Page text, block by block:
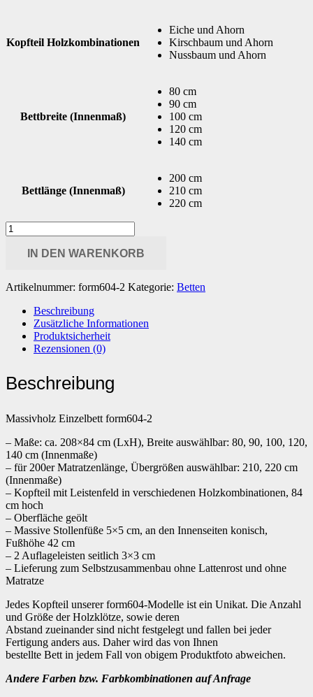
Kopfteil Holzkombinationen
Eiche und Ahorn
Kirschbaum und Ahorn
Nussbaum und Ahorn
Bettbreite (Innenmaß)
80 cm
90 cm
100 cm
120 cm
140 cm
Bettlänge (Innenmaß)
200 cm
210 cm
220 cm
Einzelbett
Massivholz
cm
form604-
Menge
IN DEN WARENKORB
Artikelnummer: form604-2 Kategorie: Betten
Beschreibung
Zusätzliche Informationen
Produktsicherheit
Rezensionen (0)
Beschreibung
Massivholz Einzelbett form604-2
– Maße: ca. 208×84 cm (LxH), Breite auswählbar: 80, 90, 100, 120,
140 cm (Innenmaße)
– für 200er Matratzenlänge, Übergrößen auswählbar: 210, 220 cm
(Innenmaße)
– Kopfteil mit Leistenfeld in verschiedenen Holzkombinationen, 84
cm hoch
– Oberfläche geölt
– Massive Stollenfüße 5×5 cm, an den Innenseiten konisch,
Fußhöhe 42 cm
– 2 Auflageleisten seitlich 3×3 cm
– Lieferung zum Selbstzusammenbau ohne Lattenrost und ohne
Matratze
Jedes Kopfteil unserer form604-Modelle ist ein Unikat. Die Anzahl
und Größe der Holzklötze, sowie deren
Abstand zueinander sind nicht festgelegt und fallen bei jeder
Fertigung anders aus. Daher wird das von Ihnen
bestellte Bett in jedem Fall von obigem Produktfoto abweichen.
Andere Farben bzw. Farbkombinationen auf Anfrage